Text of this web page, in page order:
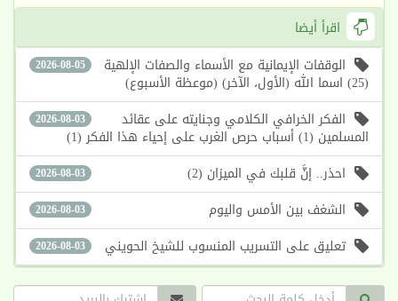
اقرأ أيضا
2026-08-05 الوقفات الإيمانية مع الأسماء والصفات الإلهية
(25) اسما الله (الأول، الآخر) (موعظة الأسبوع)
2026-08-03 الفكر الخرافي الكلامي وجنايته على عقائد
المسلمين (1) أسباب حرص الغرب على إحياء هذا الفكر (1)
2026-08-03 احذر.. إنَّ قلبك في الميزان (2)
2026-08-03 الشغف بين الأمس واليوم
2026-08-03 تعليق على التسريب المنسوب للشيخ الحويني